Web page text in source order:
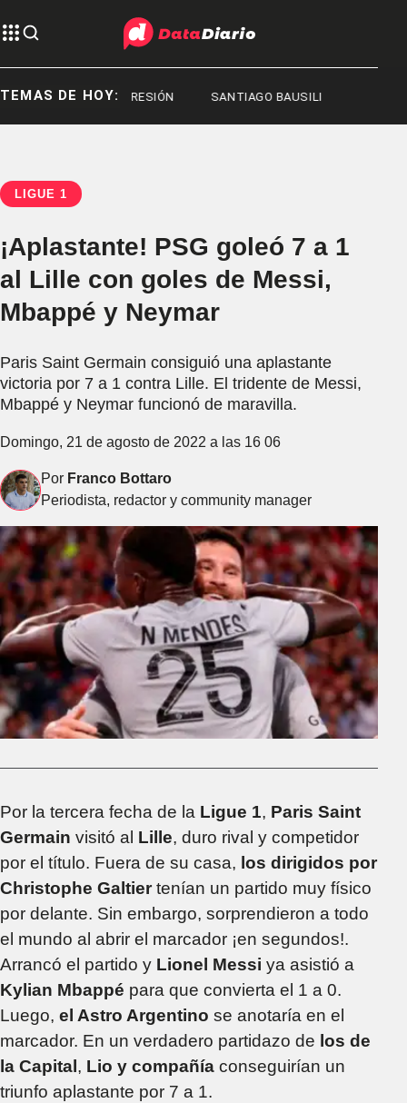
TEMAS DE HOY:
REPRESIÓN SANTIAGO BAUSILI
LIGUE 1
¡Aplastante! PSG goleó 7 a 1
al Lille con goles de Messi,
Mbappé y Neymar
Paris Saint Germain consiguió una aplastante
victoria por 7 a 1 contra Lille. El tridente de Messi,
Mbappé y Neymar funcionó de maravilla.
Domingo, 21 de agosto de 2022 a las 16 06
Por Franco Bottaro
Periodista, redactor y community manager
Por la tercera fecha de la Ligue 1, Paris Saint
Germain visitó al Lille, duro rival y competidor
por el título. Fuera de su casa, los dirigidos por
Christophe Galtiertenían un partido muy físico
por delante. Sin embargo, sorprendieron a todo
el mundo al abrir el marcador ¡en segundos!.
Arrancó el partido y Lionel Messi ya asistió a
Kylian Mbappé para que convierta el 1 a 0.
Luego, el Astro Argentino se anotaría en el
marcador. En un verdadero partidazo de los de
la Capital , Lio y compañía conseguirían un
triunfo aplastante por 7 a 1.